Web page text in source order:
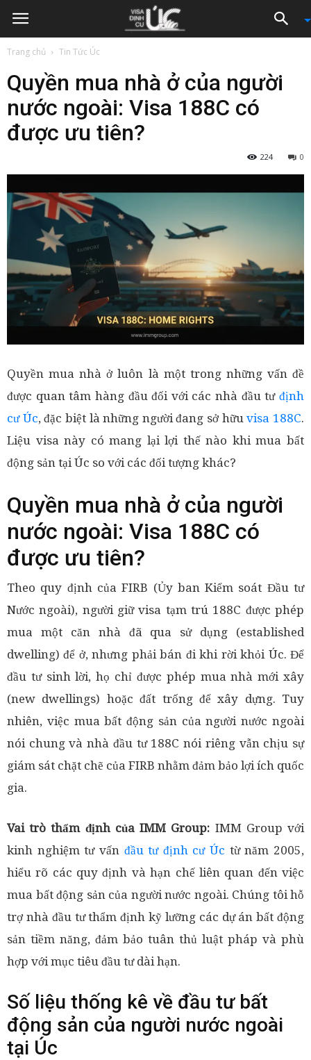
Trang chủ Tin Tức Úc
Quyền mua nhà ở của người
nước ngoài: Visa 188C có
được ưu tiên?
0
224
Quyền mua nhà ở luôn là một trong những vấn đề
được quan tâm hàng đầu đối với các nhà đầu tư định
cư Úc, đặc biệt là những người đang sở hữuvisa 188C.
Liệu visa này có mang lại lợi thế nào khi mua bất
động sản tại Úc so với các đối tượng khác?
Quyền mua nhà ở của người
nước ngoài: Visa 188C có
được ưu tiên?
Theo quy định của FIRB (Ủy ban Kiểm soát Đầu tư
Nước ngoài), người giữ visa tạm trú 188C được phép
mua một căn nhà đã qua sử dụng (established
dwelling) để ở, nhưng phải bán đi khi rời khỏi Úc. Để
đầu tư sinh lời, họ chỉ được phép mua nhà mới xây
(new dwellings) hoặc đất trống để xây dựng. Tuy
nhiên, việc mua bất động sản của người nước ngoài
nói chung và nhà đầu tư 188C nói riêng vẫn chịu sự
giám sát chặt chẽ của FIRB nhằm đảm bảo lợi ích quốc
gia.
Vai trò thẩm định của IMM Group: IMM Group với
kinh nghiệm tư vấn đầu tư định cư Úc từ năm 2005,
hiểu rõ các quy định và hạn chế liên quan đến việc
mua bất động sản của người nước ngoài. Chúng tôi hỗ
trợ nhà đầu tư thẩm định kỹ lưỡng các dự án bất động
sản tiềm năng, đảm bảo tuân thủ luật pháp và phù
hợp với mục tiêu đầu tư dài hạn.
Số liệu thống kê về đầu tư bất
động sản của người nước ngoài
tại Úc